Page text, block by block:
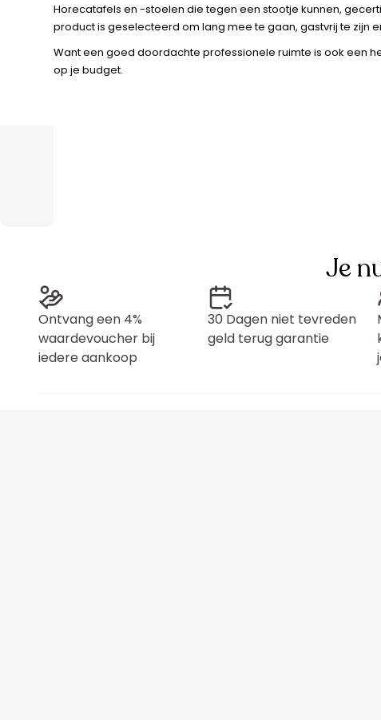
Horecatafels en -stoelen die tegen een stootje kunnen,
product is geselecteerd om lang mee te gaan, gastvrij te zijn
Want een goed doordachte professionele ruimte is ook een
op je budget.
Je
Ontvang een 4%
waardevoucher bij
iedere aankoop
30 Dagen niet tevreden
geld terug garantie